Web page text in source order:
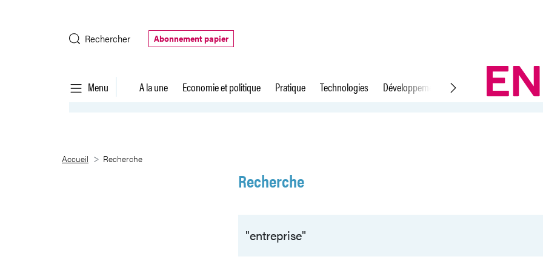
Rechercher
Abonnement papier
Menu A la une Economie et politique Pratique Technologies Développement durable Droit du travail
Recherche
Accueil Recherche
Recherche